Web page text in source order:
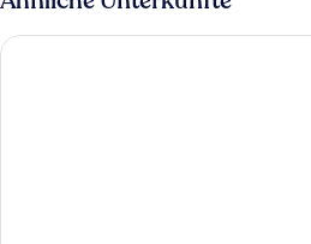
Cunda Ezer Otel